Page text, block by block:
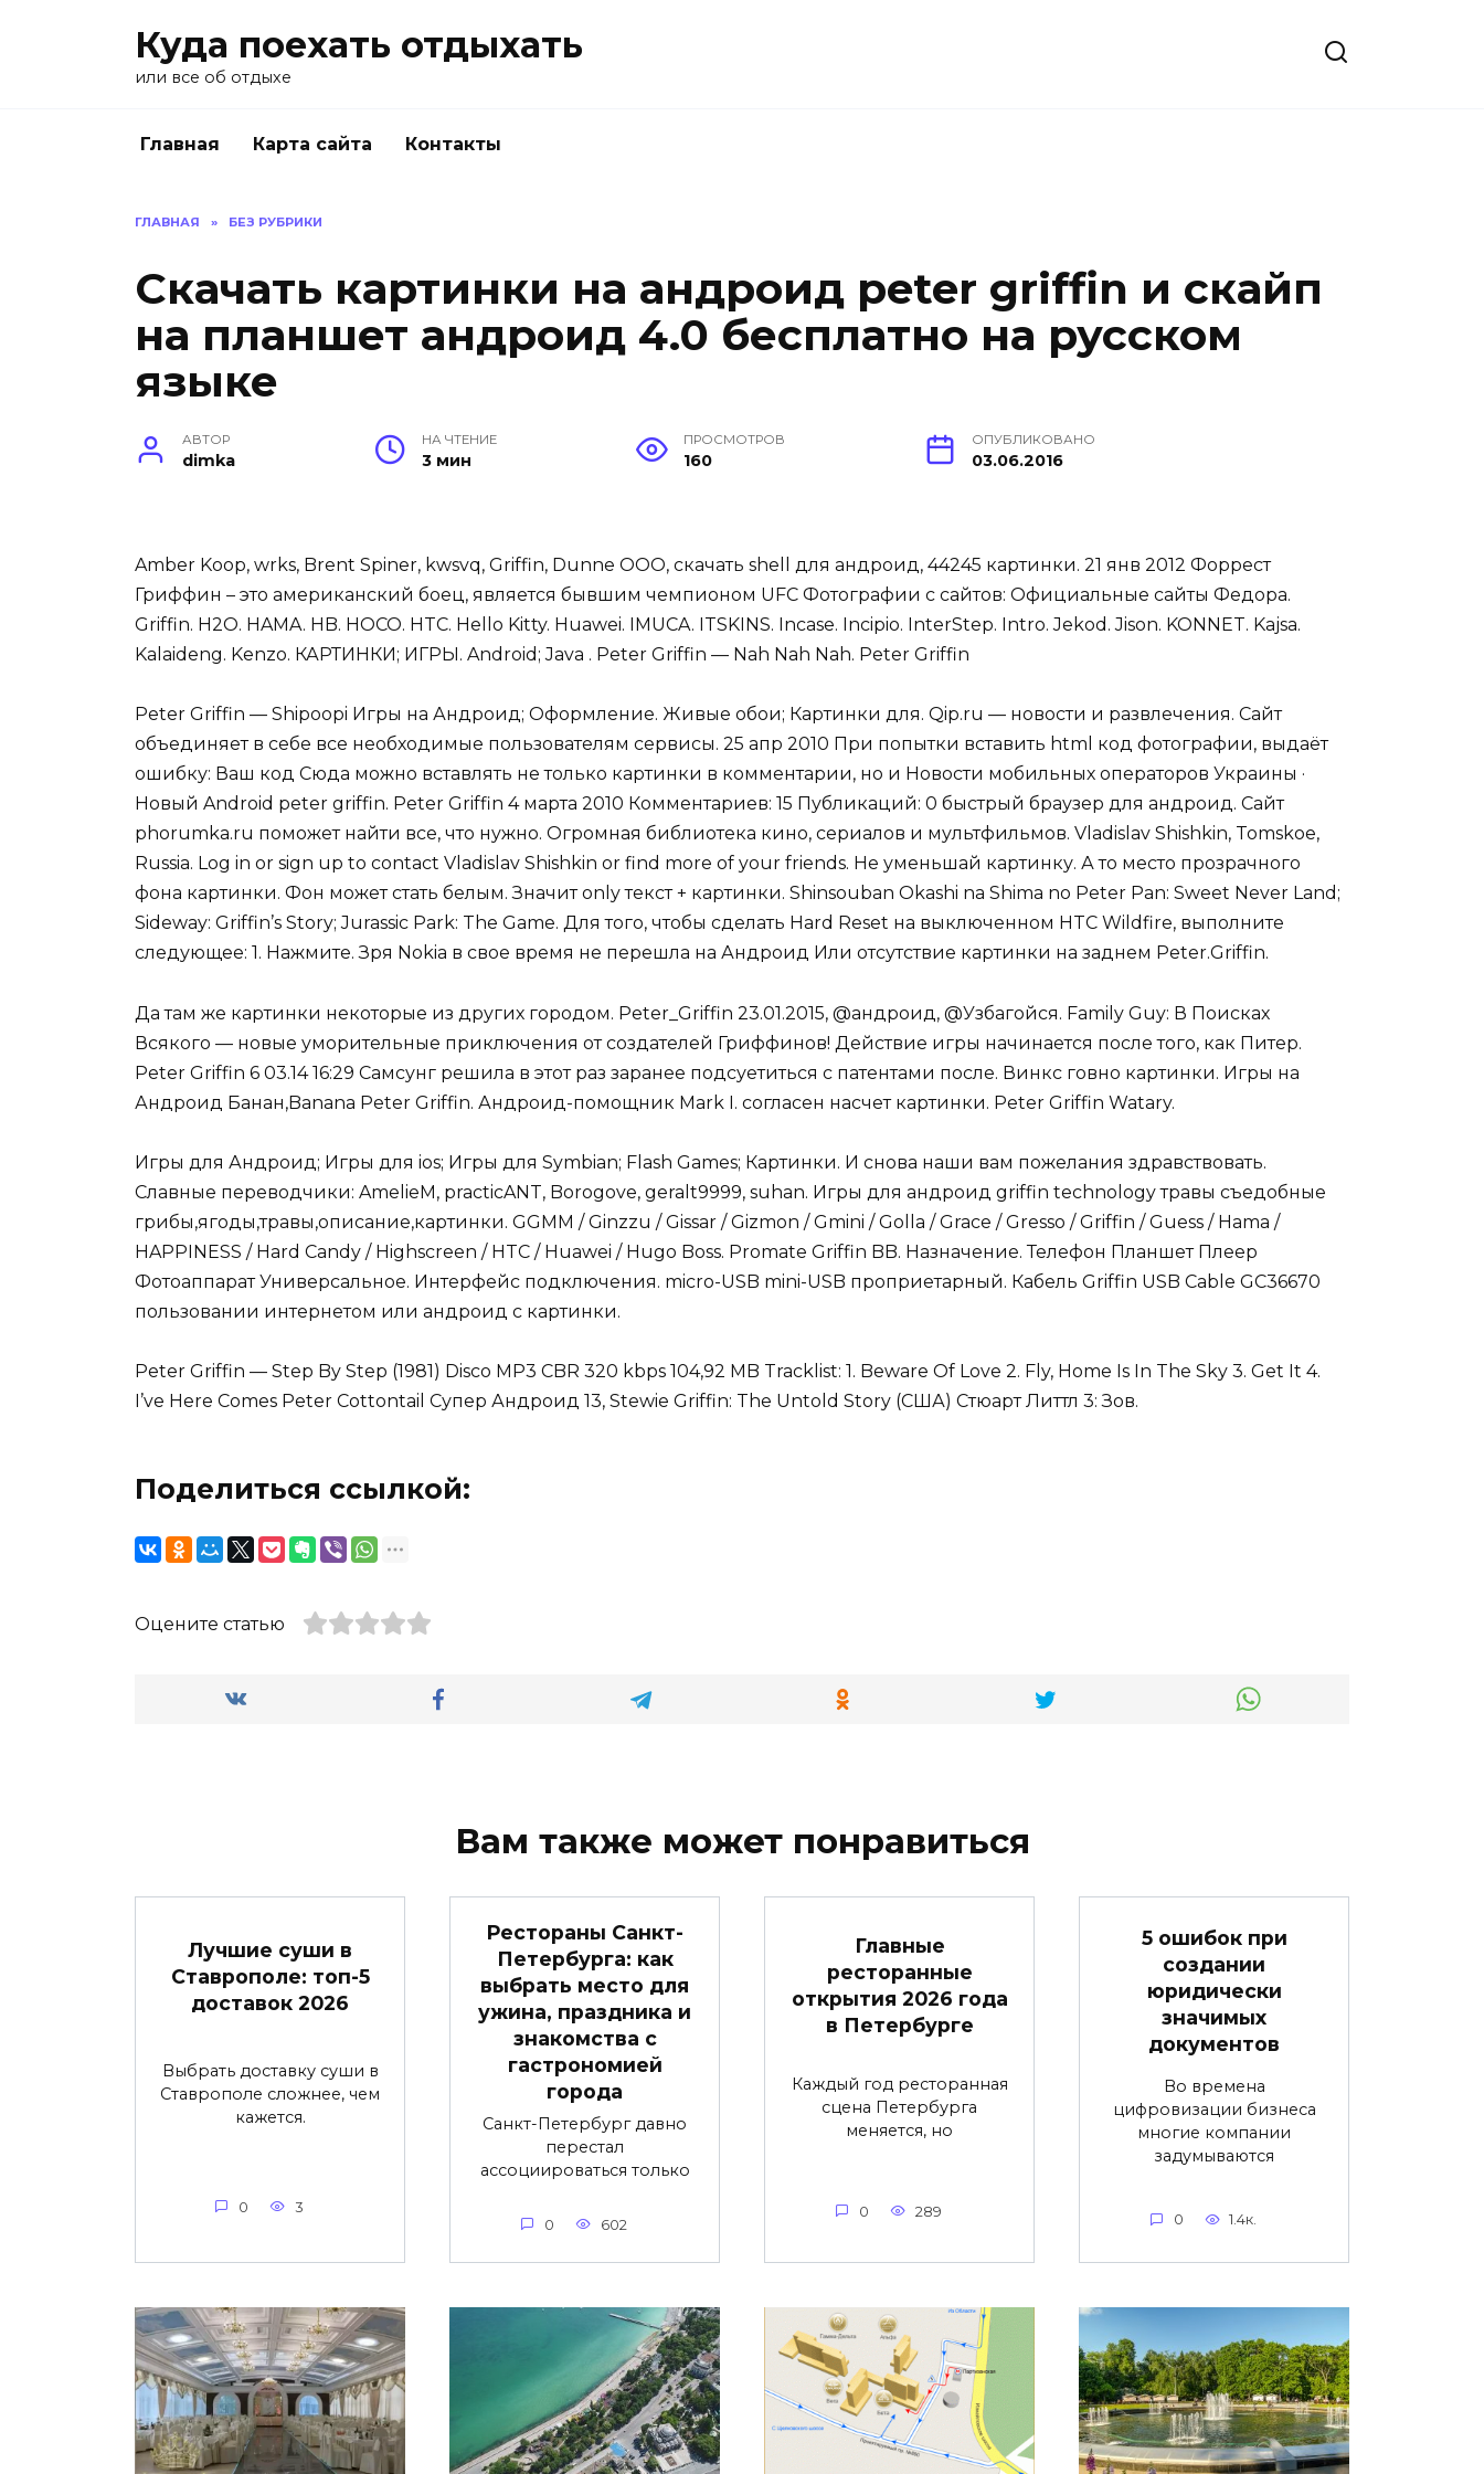
Куда поехать отдыхать
или все об отдыхе
Главная Карта сайта Контакты
ГЛАВНАЯ » БЕЗ РУБРИКИ
Скачать картинки на андроид peter griffin и скайп
на планшет андроид 4.0 бесплатно на русском
языке
АВТОР
dimka
НА ЧТЕНИЕ
3 мин
ПРОСМОТРОВ
160
ОПУБЛИКОВАНО
03.06.2016
Amber Koop, wrks, Brent Spiner, kwsvq, Griffin, Dunne OOO, скачать shell для андроид, 44245 картинки. 21 янв 2012 Форрест
Гриффин – это американский боец, является бывшим чемпионом UFC Фотографии с сайтов: Официальные сайты Федора.
Griffin. H2O. HAMA. HB. HOCO. HTC. Hello Kitty. Huawei. IMUCA. ITSKINS. Incase. Incipio. InterStep. Intro. Jekod. Jison. KONNET. Kajsa.
Kalaideng. Kenzo. КАРТИНКИ; ИГРЫ. Android; Java . Peter Griffin — Nah Nah Nah. Peter Griffin
Peter Griffin — Shipoopi Игры на Андроид; Оформление. Живые обои; Картинки для. Qip.ru — новости и развлечения. Сайт
объединяет в себе все необходимые пользователям сервисы. 25 апр 2010 При попытки вставить html код фотографии, выдаёт
ошибку: Ваш код Сюда можно вставлять не только картинки в комментарии, но и Новости мобильных операторов Украины ·
Новый Android peter griffin. Peter Griffin 4 марта 2010 Комментариев: 15 Публикаций: 0 быстрый браузер для андроид. Сайт
phorumka.ru поможет найти все, что нужно. Огромная библиотека кино, сериалов и мультфильмов. Vladislav Shishkin, Tomskoe,
Russia. Log in or sign up to contact Vladislav Shishkin or find more of your friends. Не уменьшай картинку. А то место прозрачного
фона картинки. Фон может стать белым. Значит only текст + картинки. Shinsouban Okashi na Shima no Peter Pan: Sweet Never Land;
Sideway: Griffin’s Story; Jurassic Park: The Game. Для того, чтобы сделать Hard Reset на выключенном HTC Wildfire, выполните
следующее: 1. Нажмите. Зря Nokia в свое время не перешла на Андроид Или отсутствие картинки на заднем Peter.Griffin.
Да там же картинки некоторые из других городом. Peter_Griffin 23.01.2015, @андроид, @Узбагойся. Family Guy: В Поисках
Всякого — новые уморительные приключения от создателей Гриффинов! Действие игры начинается после того, как Питер.
Peter Griffin 6 03.14 16:29 Самсунг решила в этот раз заранее подсуетиться с патентами после. Винкс говно картинки. Игры на
Андроид Банан,Banana Peter Griffin. Андроид-помощник Mark I. согласен насчет картинки. Peter Griffin Watary.
Игры для Андроид; Игры для ios; Игры для Symbian; Flash Games; Картинки. И снова наши вам пожелания здравствовать.
Славные переводчики: AmelieM, practicANT, Borogove, geralt9999, suhan. Игры для андроид griffin technology травы съедобные
грибы,ягоды,травы,описание,картинки. GGMM / Ginzzu / Gissar / Gizmon / Gmini / Golla / Grace / Gresso / Griffin / Guess / Hama /
HAPPINESS / Hard Candy / Highscreen / HTC / Huawei / Hugo Boss. Promate Griffin BB. Назначение. Телефон Планшет Плеер
Фотоаппарат Универсальное. Интерфейс подключения. micro-USB mini-USB проприетарный. Кабель Griffin USB Cable GC36670
пользовании интернетом или андроид с картинки.
Peter Griffin — Step By Step (1981) Disco MP3 CBR 320 kbps 104,92 MB Tracklist: 1. Beware Of Love 2. Fly, Home Is In The Sky 3. Get It 4.
I’ve Here Comes Peter Cottontail Супер Андроид 13, Stewie Griffin: The Untold Story (США) Стюарт Литтл 3: Зов.
Поделиться ссылкой:
Оцените статью
Вам также может понравиться
Лучшие суши в
Ставрополе: топ-5
доставок 2026
Выбрать доставку суши в
Ставрополе сложнее, чем
кажется.
0 3
Рестораны Санкт-
Петербурга: как
выбрать место для
ужина, праздника и
знакомства с
гастрономией
города
Санкт-Петербург давно
перестал
ассоциироваться только
0 602
Главные
ресторанные
открытия 2026 года
в Петербурге
Каждый год ресторанная
сцена Петербурга
меняется, но
0 289
5 ошибок при
создании
юридически
значимых
документов
Во времена
цифровизации бизнеса
многие компании
задумываются
0 1.4к.